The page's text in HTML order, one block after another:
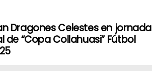
Dragones Celestes en jornada
de “Copa Collahuasi” Fútbol